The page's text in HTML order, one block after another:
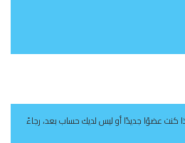
كنت عضوًا جديدًا أو ليس لديك حساب بعد، رجاءً